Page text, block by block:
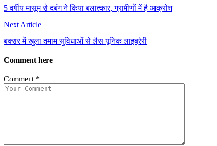
5 वर्षीय मासूम से दबंग ने किया बलात्कार, ग्रामीणों में है आक्रोश
Next Article
बक्सर में खुला तमाम सुविधाओं से लैस यूनिक लाइब्रेरी
Comment here
Comment *